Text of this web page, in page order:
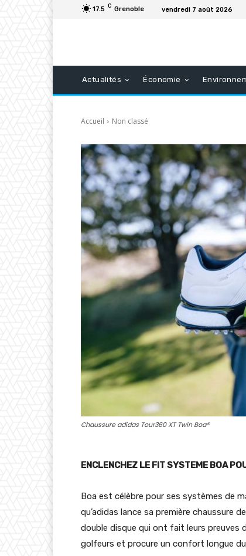
17.5 C Grenoble vendredi 7 août 2026
Actualités Économie
Accueil Non classé
Chaussure adidas Tour360 XT Twin Boa®
ENCLENCHEZ LE FIT SYSTEME BOA
Boa est célèbre pour ses systèmes de
qu’adidas lance sa première chaussure
double disque qui ont fait leurs preuves
golfeurs et procure un confort longue